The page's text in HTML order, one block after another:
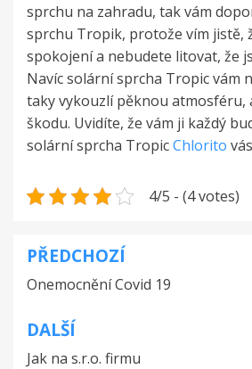
sprchu na zahradu, tak vám
sprchu Tropik, protože vím jistě,
spokojení a nebudete litovat, že
Navíc solární sprcha Tropic vám
taky vykouzlí pěknou atmosféru,
škodu. Uvidíte, že vám ji každý
solární sprcha TropicChlorito
4/5 - (4 votes)
Navigace
pro
příspěvek
PŘEDCHOZÍ
Onemocnění Covid 19
DALŠÍ
Jak na s.r.o. firmu